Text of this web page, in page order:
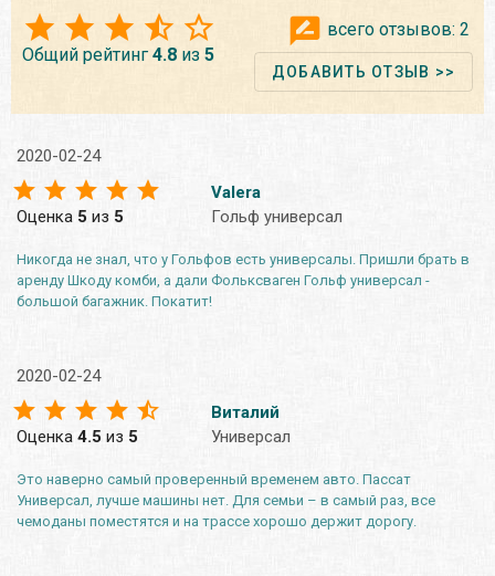
Общий рейтинг 4.8 из 5
всего отзывов: 2
ДОБАВИТЬ ОТЗЫВ >>
2020-02-24
Оценка 5 из 5
Valera
Гольф универсал
Никогда не знал, что у Гольфов есть универсалы. Пришли брать в
аренду Шкоду комби, а дали Фольксваген Гольф универсал -
большой багажник. Покатит!
2020-02-24
Оценка 4.5 из 5
Виталий
Универсал
Это наверно самый проверенный временем авто. Пассат
Универсал, лучше машины нет. Для семьи – в самый раз, все
чемоданы поместятся и на трассе хорошо держит дорогу.